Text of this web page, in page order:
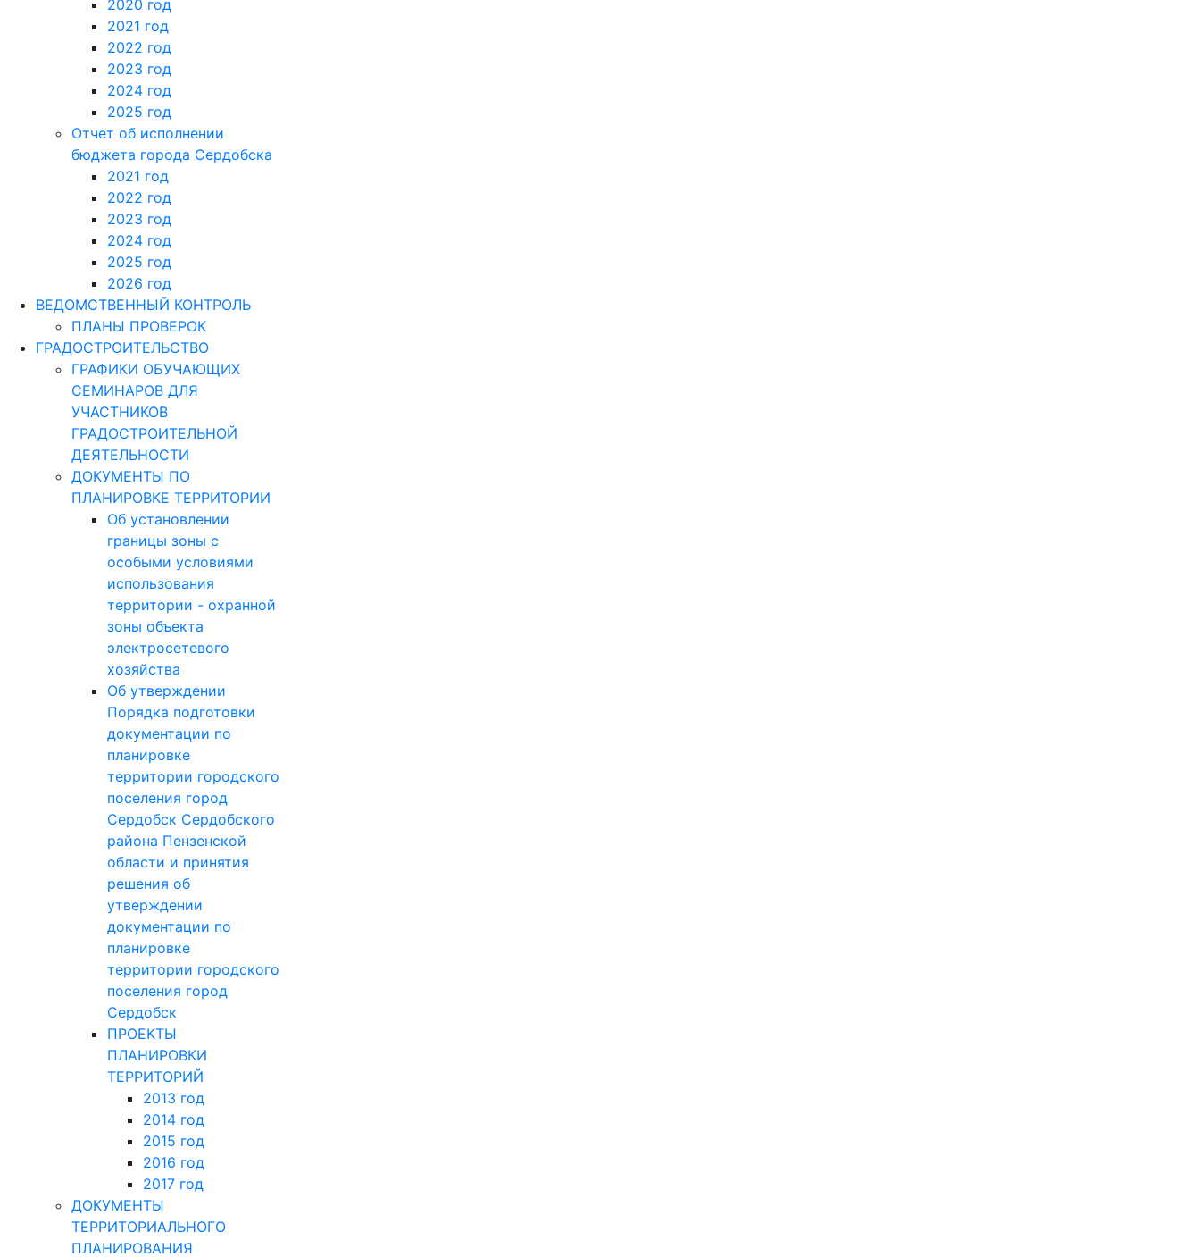
2020 год
2021 год
2022 год
2023 год
2024 год
2025 год
Отчет об исполнении
бюджета города Сердобска
2021 год
2022 год
2023 год
2024 год
2025 год
2026 год
ВЕДОМСТВЕННЫЙ КОНТРОЛЬ
ПЛАНЫ ПРОВЕРОК
ГРАДОСТРОИТЕЛЬСТВО
ГРАФИКИ ОБУЧАЮЩИХ
СЕМИНАРОВ ДЛЯ
УЧАСТНИКОВ
ГРАДОСТРОИТЕЛЬНОЙ
ДЕЯТЕЛЬНОСТИ
ДОКУМЕНТЫ ПО
ПЛАНИРОВКЕ ТЕРРИТОРИИ
Об установлении
границы зоны с
особыми условиями
использования
территории - охранной
зоны объекта
электросетевого
хозяйства
Об утверждении
Порядка подготовки
документации по
планировке
территории городского
поселения город
Сердобск Сердобского
района Пензенской
области и принятия
решения об
утверждении
документации по
планировке
территории городского
поселения город
Сердобск
ПРОЕКТЫ
ПЛАНИРОВКИ
ТЕРРИТОРИЙ
2013 год
2014 год
2015 год
2016 год
2017 год
ДОКУМЕНТЫ
ТЕРРИТОРИАЛЬНОГО
ПЛАНИРОВАНИЯ